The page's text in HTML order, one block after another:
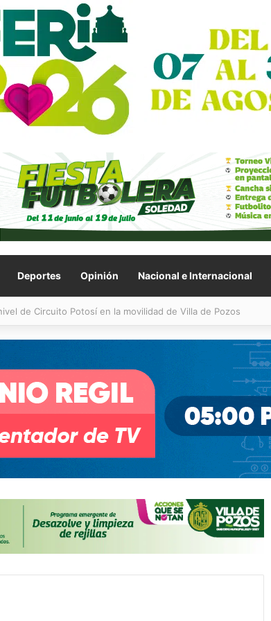
Deportes Opinión Nacional e Internacional
forestales y de pastizales